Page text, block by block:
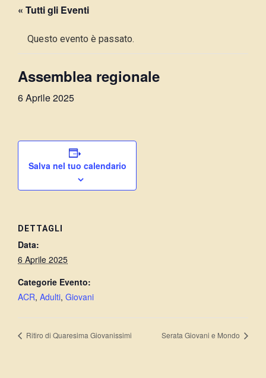
« Tutti gli Eventi
Questo evento è passato.
Assemblea regionale
6 Aprile 2025
Salva nel tuo calendario
DETTAGLI
Data:
6 Aprile 2025
Categorie Evento:
ACR, Adulti, Giovani
Ritiro di Quaresima Giovanissimi Serata Giovani e Mondo